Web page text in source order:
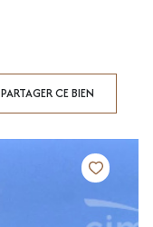
PARTAGER CE BIEN